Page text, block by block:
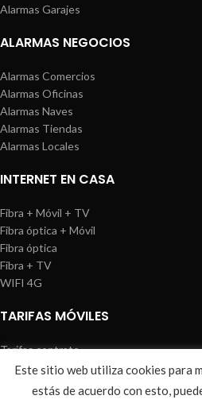
Alarmas Garajes
ALARMAS NEGOCIOS
Alarmas Comercios
Alarmas Oficinas
Alarmas Naves
Alarmas Tiendas
Alarmas Locales
INTERNET EN CASA
Fibra + Móvil + TV
Fibra óptica + Móvil
Fibra óptica
Fibra + TV
WIFI 4G
TARIFAS MÓVILES
Tarifas contrato
Tarifas prepago
WIREDOSAFE Aviso Legal
Este sitio web utiliza cookies para
estás de acuerdo con esto,